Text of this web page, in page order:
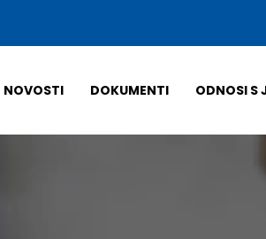
NOVOSTI DOKUMENTI ODNOSI S